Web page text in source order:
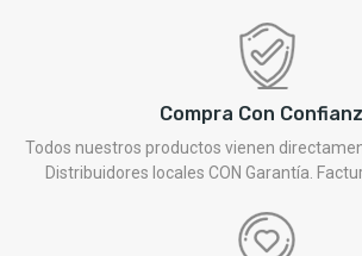
Compra Con
Todos nuestros productos vienen
Distribuidores locales CON Garantía.